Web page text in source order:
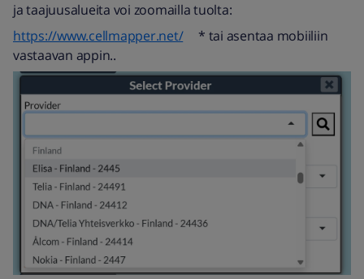
ja taajuusalueita voi zoomailla tuolta:
https://www.cellmapper.net/* tai asentaa mobiiliin
vastaavan appin..